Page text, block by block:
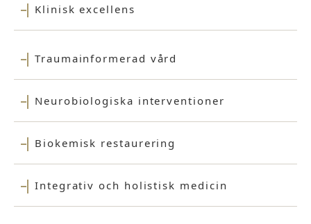
Klinisk excellens
Traumainformerad vård
Neurobiologiska interventioner
Biokemisk restaurering
Integrativ och holistisk medicin